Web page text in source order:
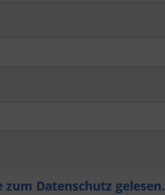
zum Datenschutz gelesen.